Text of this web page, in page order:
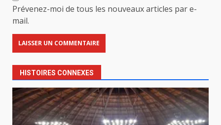
Prévenez-moi de tous les nouveaux articles par e-
mail.
HISTOIRES CONNEXES